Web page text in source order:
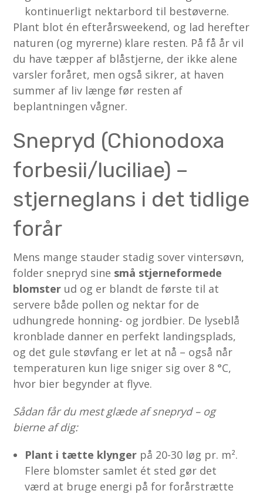
kontinuerligt nektarbord til bestøverne.
Plant blot én efterårsweekend, og lad herefter
naturen (og myrerne) klare resten. På få år vil
du have tæpper af blåstjerne, der ikke alene
varsler foråret, men også sikrer, at haven
summer af liv længe før resten af
beplantningen vågner.
Snepryd (Chionodoxa
forbesii/luciliae) –
stjerneglans i det tidlige
forår
Mens mange stauder stadig sover vintersøvn,
folder snepryd sine små stjerneformede
blomster ud og er blandt de første til at
servere både pollen og nektar for de
udhungrede honning- og jordbier. De lyseblå
kronblade danner en perfekt landingsplads,
og det gule støvfang er let at nå – også når
temperaturen kun lige sniger sig over 8 °C,
hvor bier begynder at flyve.
Sådan får du mest glæde af snepryd – og
bierne af dig:
Plant i tætte klynger på 20-30 løg pr. m².
Flere blomster samlet ét sted gør det
værd at bruge energi på for forårstrætte